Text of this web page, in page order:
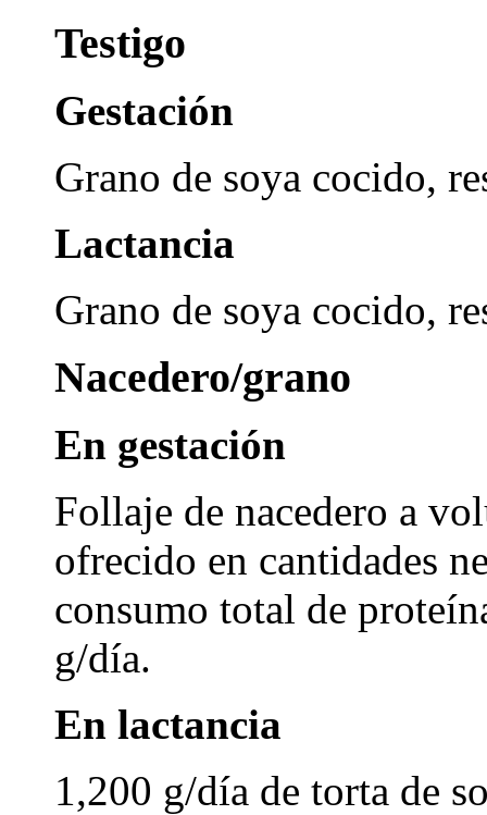
Testigo
Gestación
Grano de soya cocido,
Lactancia
Grano de soya cocido,
Nacedero/grano
En gestación
Follaje de nacedero a
ofrecido en cantidades
consumo total de
g/día.
En lactancia
1,200 g/día de torta de